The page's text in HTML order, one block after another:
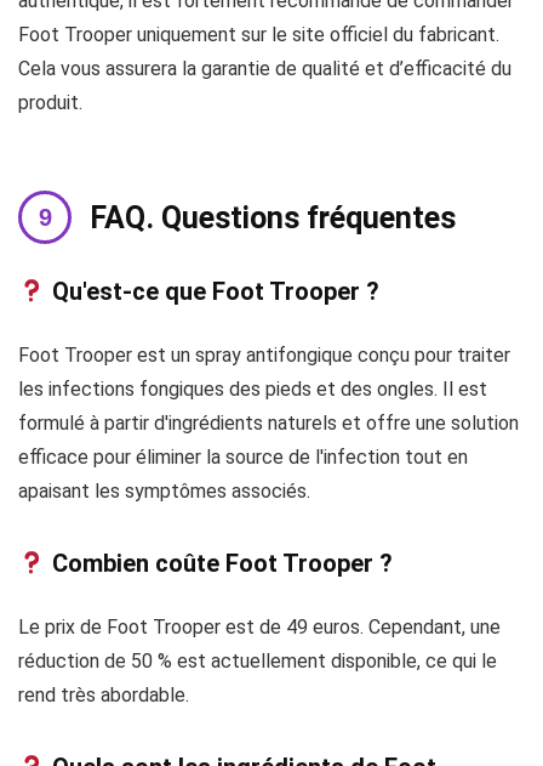
Foot Trooper uniquement sur le site officiel du fabricant.
Cela vous assurera la garantie de qualité et d’efficacité du
produit.
FAQ. Questions fréquentes
Qu'est-ce que Foot Trooper ?
Foot Trooper est un spray antifongique conçu pour traiter
les infections fongiques des pieds et des ongles. Il est
formulé à partir d'ingrédients naturels et offre une solution
efficace pour éliminer la source de l'infection tout en
apaisant les symptômes associés.
Combien coûte Foot Trooper ?
Le prix de Foot Trooper est de 49 euros. Cependant, une
réduction de 50 % est actuellement disponible, ce qui le
rend très abordable.